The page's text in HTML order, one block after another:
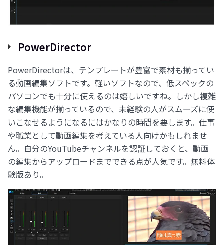
PowerDirector
PowerDirectorは、テンプレートが豊富で素材も揃ってい
る動画編集ソフトです。軽いソフトなので、低スペックの
パソコンでも十分に使えるのは嬉しいですね。しかし複雑
な編集機能が揃っているので、未経験の人がスムーズに使
いこなせるようになるにはかなりの時間を要します。仕事
や職業として動画編集を考えている人向けかもしれませ
ん。自分のYouTubeチャンネルを認証しておくと、動画
の編集からアップロードまでできる点が人気です。無料体
験版あり。